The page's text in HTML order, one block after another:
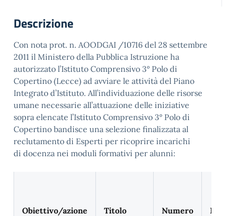
Descrizione
Con nota prot. n. AOODGAI /10716 del 28 settembre
2011 il Ministero della Pubblica Istruzione ha
autorizzato l’Istituto Comprensivo 3° Polo di
Copertino (Lecce) ad avviare le attività del Piano
Integrato d’Istituto. All’individuazione delle risorse
umane necessarie all’attuazione delle iniziative
sopra elencate l’Istituto Comprensivo 3° Polo di
Copertino bandisce una selezione finalizzata al
reclutamento di Esperti per ricoprire incarichi
di docenza nei moduli formativi per alunni:
Obiettivo/azione
Titolo
Numero